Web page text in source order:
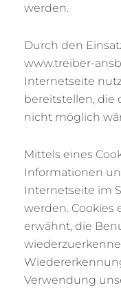
werden.
Durch den
www.treiber-
Internetseite
bereitstellen, die
nicht möglich
Mittels eines
Informationen
Internetseite im
werden. Cookies
erwähnt, die
Verwendung